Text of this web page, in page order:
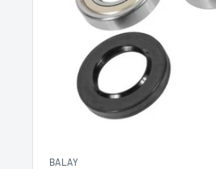
BALAY